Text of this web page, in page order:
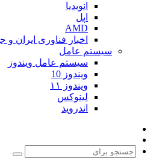
انویدیا
اپل
AMD
اخبار فناوری ایران و
سیستم عامل
سیستم عامل ویندوز
ویندوز 10
ویندوز ۱۱
لینوکس
اندروید
پوسته